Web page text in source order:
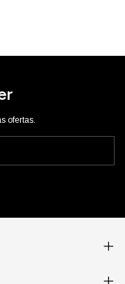
ofertas.